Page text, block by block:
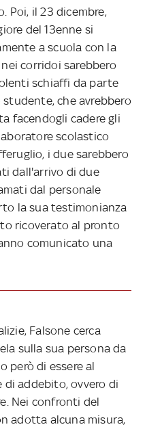
Poi, il 23 dicembre,
del 13enne si
a scuola con la
corridoi sarebbero
schiaffi da parte
che avrebbero
facendogli cadere gli
scolastico
i due sarebbero
dall'arrivo di due
dal personale
la sua testimonianza
ricoverato al pronto
comunicato una
Falsone cerca
sulla sua persona da
però di essere al
addebito, ovvero di
Nei confronti del
adotta alcuna misura,